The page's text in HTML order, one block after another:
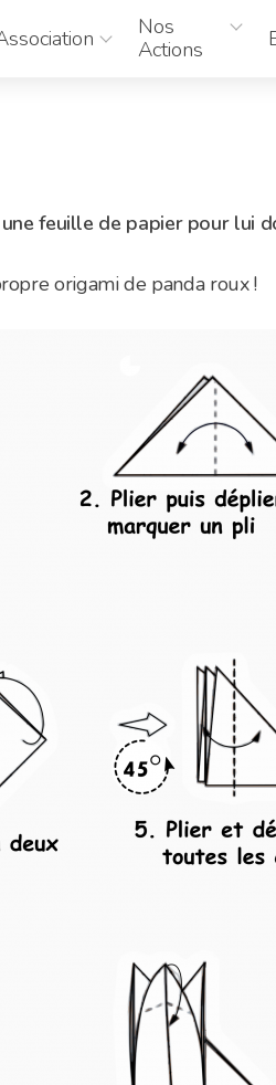
Nos
Actions
feuille de papier pour lui
origami de panda roux !